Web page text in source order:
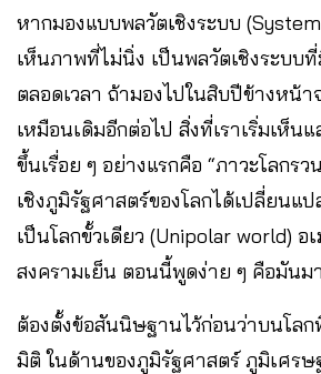
หากมองแบบพลวัตเชิงระบบ
เห็นภาพที่ไม่นิ่ง เป็นพลวัตเชิงระบบ
ตลอดเวลา ถ้ามองไปในสิบปีข้างหน้า
เหมือนเดิมอีกต่อไป สิ่งที่เราเริ่มเห็น
ขึ้นเรื่อย ๆ อย่างแรกคือ “ภาวะโลกรว
เชิงภูมิรัฐศาสตร์ของโลกได้เปลี่ยนแ
เป็นโลกขั้วเดียว (Unipolar world) อ
สงครามเย็น ตอนนี้พูดง่าย ๆ คือมันม
ต้องตั้งข้อสันนิษฐานไว้ก่อนว่าบนโล
มิติ ในด้านของภูมิรัฐศาสตร์ ภูมิเศร